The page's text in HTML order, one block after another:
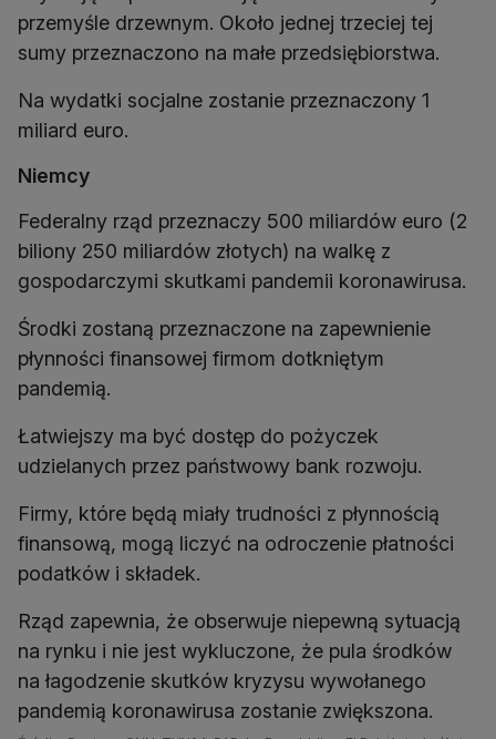
przemyśle drzewnym. Około jednej trzeciej tej
sumy przeznaczono na małe przedsiębiorstwa.
Na wydatki socjalne zostanie przeznaczony 1
miliard euro.
Niemcy
Federalny rząd przeznaczy 500 miliardów euro (2
biliony 250 miliardów złotych) na walkę z
gospodarczymi skutkami pandemii koronawirusa.
Środki zostaną przeznaczone na zapewnienie
płynności finansowej firmom dotkniętym
pandemią.
Łatwiejszy ma być dostęp do pożyczek
udzielanych przez państwowy bank rozwoju.
Firmy, które będą miały trudności z płynnością
finansową, mogą liczyć na odroczenie płatności
podatków i składek.
Rząd zapewnia, że obserwuje niepewną sytuacją
na rynku i nie jest wykluczone, że pula środków
na łagodzenie skutków kryzysu wywołanego
pandemią koronawirusa zostanie zwiększona.